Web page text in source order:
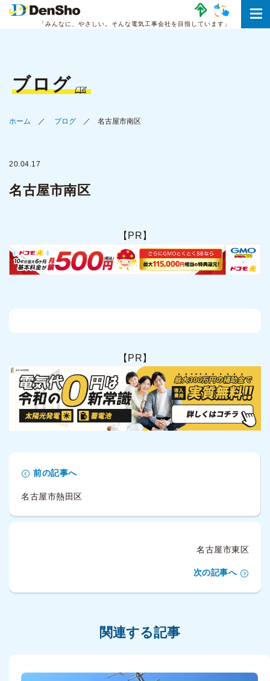
「みんなに、やさしい。 そんな電気工事会社を目指しています」
ブログ
ホーム ブログ 名古屋市南区
20.04.17
名古屋市南区
【PR】
【PR】
前の記事へ
名古屋市熱田区
名古屋市東区
次の記事へ
関連する記事